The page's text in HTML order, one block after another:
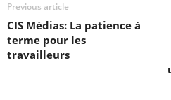
Previous article
CIS Médias: La patience à
terme pour les
travailleurs